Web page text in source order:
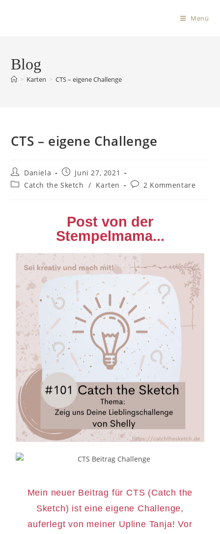
Menü
Blog
> Karten > CTS – eigene Challenge
CTS – eigene Challenge
Daniela
Juni 27, 2021
Catch the Sketch / Karten 2 Kommentare
Post von der
Stempelmama...
Mein neuer Beitrag für CTS (Catch the
Sketch) ist eine eigene Challenge,
auferlegt von meiner Upline Tanja! Vor